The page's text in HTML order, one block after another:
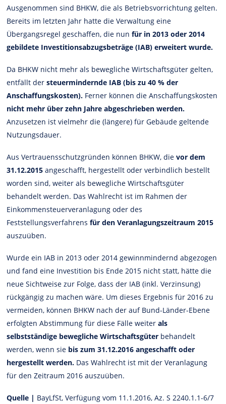
Ausgenommen sind BHKW, die als Betriebsvorrichtung gelten.
Bereits im letzten Jahr hatte die Verwaltung eine
Übergangsregel geschaffen, die nunfür in 2013 oder 2014
gebildete Investitionsabzugsbeträge (IAB) erweitert wurde.
Da BHKW nicht mehr als bewegliche Wirtschaftsgüter gelten,
entfällt dersteuermindernde IAB (bis zu 40 % der
Anschaffungskosten). Ferner können die Anschaffungskosten
nicht mehr über zehn Jahre abgeschrieben werden.
Anzusetzen ist vielmehr die (längere) für Gebäude geltende
Nutzungsdauer.
Aus Vertrauensschutzgründen können BHKW, dievor dem
31.12.2015 angeschafft, hergestellt oder verbindlich bestellt
worden sind, weiter als bewegliche Wirtschaftsgüter
behandelt werden. Das Wahlrecht ist im Rahmen der
Einkommensteuerveranlagung oder des
Feststellungsverfahrens für den Veranlagungszeitraum 2015
auszuüben.
Wurde ein IAB in 2013 oder 2014 gewinnmindernd abgezogen
und fand eine Investition bis Ende 2015 nicht statt, hätte die
neue Sichtweise zur Folge, dass der IAB (inkl. Verzinsung)
rückgängig zu machen wäre. Um dieses Ergebnis für 2016 zu
vermeiden, können BHKW nach der auf Bund-Länder-Ebene
erfolgten Abstimmung für diese Fälle weiter als
selbstständige bewegliche Wirtschaftsgüter behandelt
werden, wenn sie bis zum 31.12.2016 angeschafft oder
hergestellt werden. Das Wahlrecht ist mit der Veranlagung
für den Zeitraum 2016 auszuüben.
Quelle | BayLfSt, Verfügung vom 11.1.2016, Az. S 2240.1.1-6/7